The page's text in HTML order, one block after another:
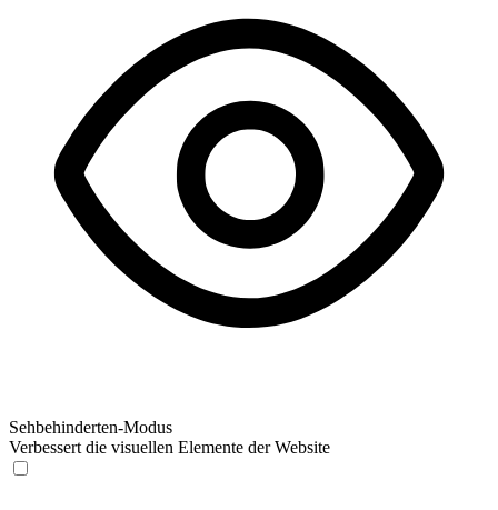
Sehbehinderten-Modus
Verbessert die visuellen Elemente der Website